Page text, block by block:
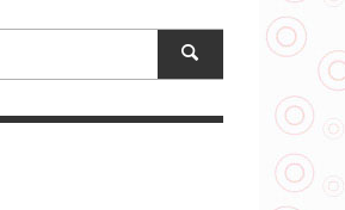
LIVRE À JOUER